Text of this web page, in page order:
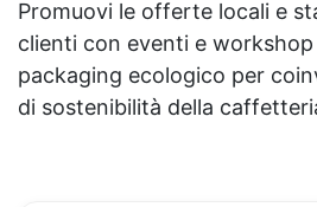
Promuovi le offerte locali e
clienti con eventi e
packaging ecologico per
di sostenibilità della